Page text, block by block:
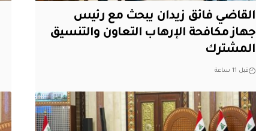
القاضي فائق زيدان يبحث مع رئيس
جهاز مكافحة الإرهاب التعاون والتنسيق
المشترك
قبل 11 ساعة